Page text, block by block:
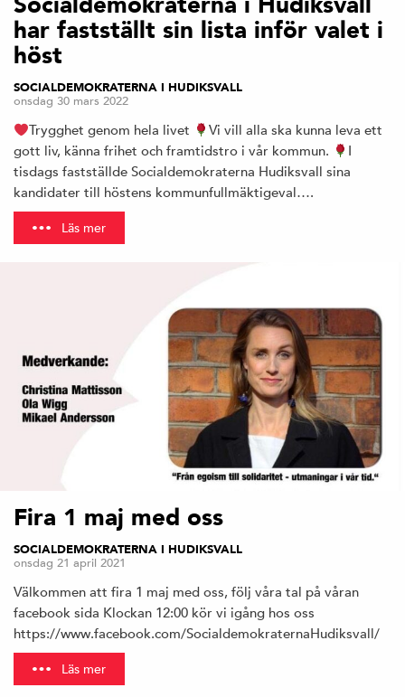
har fastställt sin lista inför valet i
höst
SOCIALDEMOKRATERNA I HUDIKSVALL
onsdag 30 mars 2022
Trygghet genom hela livet
Vi vill alla ska kunna leva ett
gott liv, känna frihet och framtidstro i vår kommun.
I
tisdags fastställde Socialdemokraterna Hudiksvall sina
kandidater till höstens kommunfullmäktigeval….
Läs mer
Fira 1 maj med oss
SOCIALDEMOKRATERNA I HUDIKSVALL
onsdag 21 april 2021
Välkommen att fira 1 maj med oss, följ våra tal på våran
facebook sida Klockan 12:00 kör vi igång hos oss
https://www.facebook.com/SocialdemokraternaHudiksvall/
Läs mer